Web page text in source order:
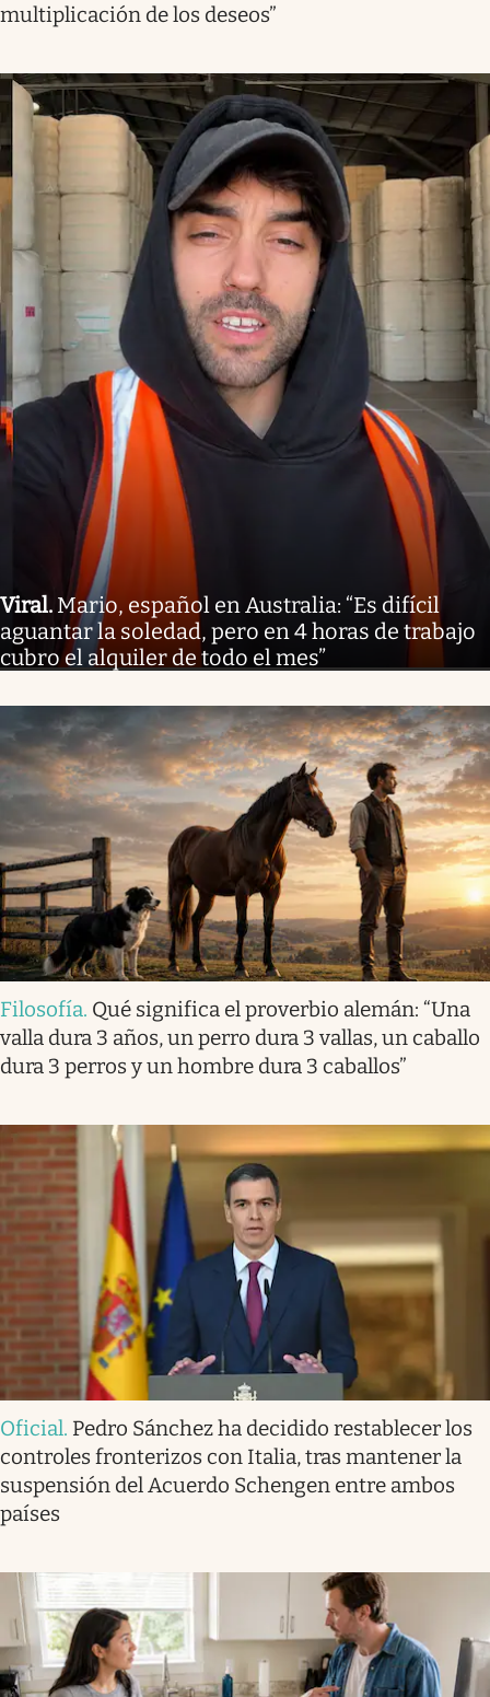
multiplicación de los deseos”
Viral. Mario, español en Australia: “Es difícil
aguantar la soledad, pero en 4 horas de trabajo
cubro el alquiler de todo el mes”
Filosofía. Qué significa el proverbio alemán: “Una
valla dura 3 años, un perro dura 3 vallas, un caballo
dura 3 perros y un hombre dura 3 caballos”
Oficial. Pedro Sánchez ha decidido restablecer los
controles fronterizos con Italia, tras mantener la
suspensión del Acuerdo Schengen entre ambos
países